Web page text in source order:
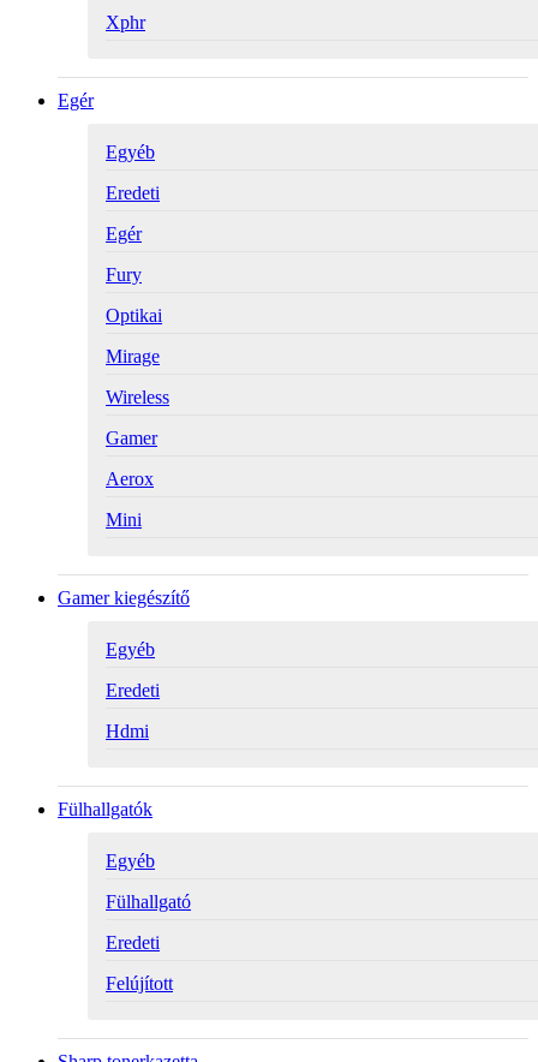
Xphr
Egér
Egyéb
Eredeti
Egér
Fury
Optikai
Mirage
Wireless
Gamer
Aerox
Mini
Gamer kiegészítő
Egyéb
Eredeti
Hdmi
Fülhallgatók
Egyéb
Fülhallgató
Eredeti
Felújított